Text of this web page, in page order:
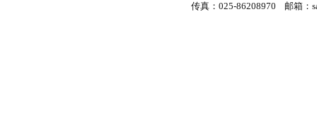
传真：025-86208970 邮箱：